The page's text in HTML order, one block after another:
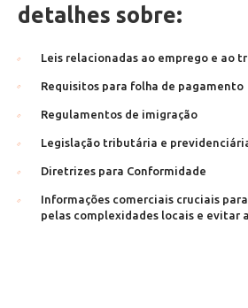
detalhes sobre:
Leis relacionadas ao emprego e ao
Requisitos para folha de pagamento
Regulamentos de imigração
Legislação tributária e
Diretrizes para Conformidade
Informações comerciais cruciais
pelas complexidades locais e evitar